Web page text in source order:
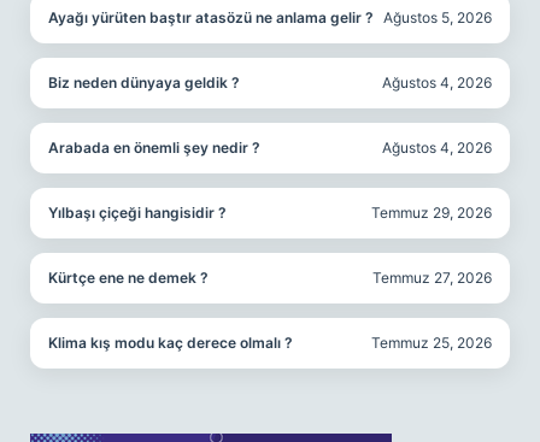
Ayağı yürüten baştır atasözü ne anlama gelir ? Ağustos 5, 2026
Biz neden dünyaya geldik ? Ağustos 4, 2026
Arabada en önemli şey nedir ? Ağustos 4, 2026
Yılbaşı çiçeği hangisidir ? Temmuz 29, 2026
Kürtçe ene ne demek ? Temmuz 27, 2026
Klima kış modu kaç derece olmalı ? Temmuz 25, 2026